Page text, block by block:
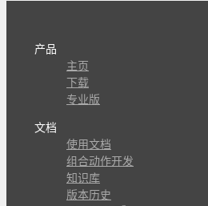
产品
主页
下载
专业版
文档
使用文档
组合动作开发
知识库
版本历史